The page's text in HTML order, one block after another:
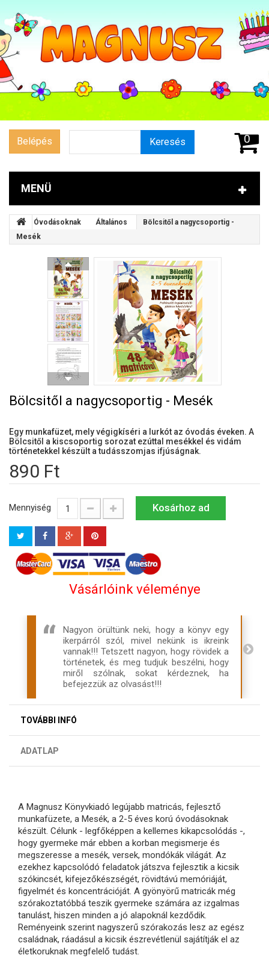
Belépés Keresés 0
MENÜ
Óvodásoknak Általános
Bölcsitől a nagycsoportig -
Mesék
Bölcsitől a nagycsoportig - Mesék
Egy munkafüzet, mely végigkíséri a lurkót az óvodás éveken. A
Bölcsitől a kiscsoportig sorozat ezúttal mesékkel és vidám
történetekkel készült a tudásszomjas ifjúságnak.
890 Ft
Mennyiség Kosárhoz ad
Vásárlóink véleménye
Nagyon örültünk neki, hogy a könyv egy
ikerpárról szól, mivel nekünk is ikreink
vannak!!! Tetszett nagyon, hogy rövidek a
történetek, és meg tudjuk beszélni, hogy
miről szólnak, sokat kérdeznek, ha
befejezzük az olvasást!!!
TOVÁBBI INFÓ
ADATLAP
A Magnusz Könyvkiadó legújabb matricás, fejlesztő
munkafüzete, a Mesék, a 2-5 éves korú óvodásoknak
készült. Célunk - legfőképpen a kellemes kikapcsolódás -,
hogy gyermeke már ebben a korban megismerje és
megszeresse a mesék, versek, mondókák világát. Az
ezekhez kapcsolódó feladatok játszva fejlesztik a kicsik
szókincsét, kifejezőkészségét, rövidtávú memóriáját,
figyelmét és koncentrációját. A gyönyörű matricák még
szórakoztatóbbá teszik gyermeke számára az izgalmas
tanulást, hiszen minden a jó alapoknál kezdődik.
Reményeink szerint nagyszerű szórakozás lesz az egész
családnak, ráadásul a kicsik észrevétlenül sajátítják el az
életkoruknak megfelelő tudást.